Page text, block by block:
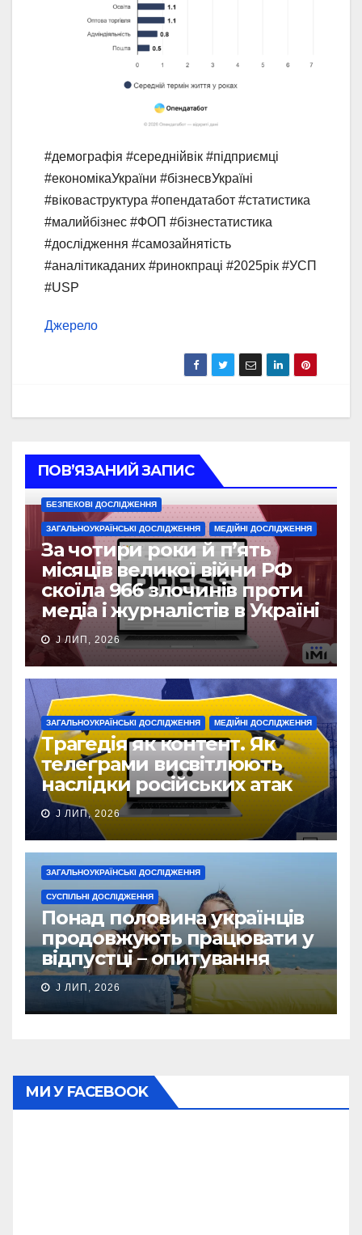
#демографія #середнійвік #підприємці
#економікаУкраїни #бізнесвУкраїні
#віковаструктура #опендатабот #статистика
#малийбізнес #ФОП #бізнестатистика
#дослідження #самозайнятість
#аналітикаданих #ринокпраці #2025рік #УСП
#USP
Джерело
ПОВ’ЯЗАНИЙ ЗАПИС
БЕЗПЕКОВІ ДОСЛІДЖЕННЯ
ЗАГАЛЬНОУКРАЇНСЬКІ ДОСЛІДЖЕННЯ МЕДІЙНІ ДОСЛІДЖЕННЯ
За чотири роки й п’ять
місяців великої війни РФ
скоїла 966 злочинів проти
медіа і журналістів в Україні
J ЛИП, 2026
ЗАГАЛЬНОУКРАЇНСЬКІ ДОСЛІДЖЕННЯ МЕДІЙНІ ДОСЛІДЖЕННЯ
Трагедія як контент. Як
телеграми висвітлюють
наслідки російських атак
J ЛИП, 2026
ЗАГАЛЬНОУКРАЇНСЬКІ ДОСЛІДЖЕННЯ
СУСПІЛЬНІ ДОСЛІДЖЕННЯ
Понад половина українців
продовжують працювати у
відпустці – опитування
J ЛИП, 2026
МИ У FACEBOOK